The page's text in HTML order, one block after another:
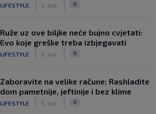
LIFESTYLE 5. kol. 0
Ruže uz ove biljke neće bujno cvjetati:
Evo koje greške treba izbjegavati
LIFESTYLE 5. kol. 0
Zaboravite na velike račune: Rashladite
dom pametnije, jeftinije i bez klime
LIFESTYLE 5. kol. 0